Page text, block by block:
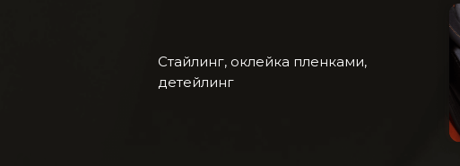
Стайлинг, оклейка пленками,
детейлинг